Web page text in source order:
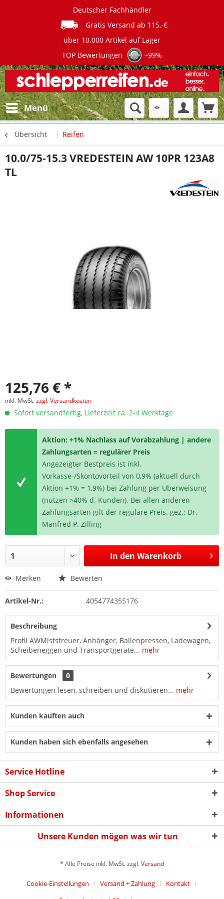
Deutscher Fachhändler
Gratis Versand ab 115,-€
über 10.000 Artikel auf Lager
TOP Bewertungen
~99%
Menü
Übersicht Reifen
10.0/75-15.3 VREDESTEIN AW 10PR 123A8
TL
125,76 € *
inkl. MwSt.zzgl. Versandkosten
Sofort versandfertig, Lieferzeit ca. 2-4 Werktage
Aktion: +1% Nachlass auf Vorabzahlung | andere
Zahlungsarten = regulärer Preis
Angezeigter Bestpreis ist inkl.
Vorkasse-/Skontovorteil von 0,9% (aktuell durch
Aktion +1% = 1,9%) bei Zahlung per Überweisung
(nutzen >40% d. Kunden). Bei allen anderen
Zahlungsarten gilt der reguläre Preis. gez.: Dr.
Manfred P. Zilling
In den Warenkorb
Merken Bewerten
Artikel-Nr.: 4054774355176
Beschreibung
Profil AWMiststreuer, Anhänger, Ballenpressen, Ladewagen,
Scheibeneggen und Transportgeräte... mehr
Bewertungen
0
Bewertungen lesen, schreiben und diskutieren... mehr
Kunden kauften auch
Kunden haben sich ebenfalls angesehen
Service Hotline
Shop Service
Informationen
Unsere Kunden mögen was wir tun
* Alle Preise inkl. MwSt. zzgl.Versand
Cookie-Einstellungen Versand + Zahlung
Kontakt